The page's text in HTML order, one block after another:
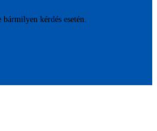
kérdés esetén.